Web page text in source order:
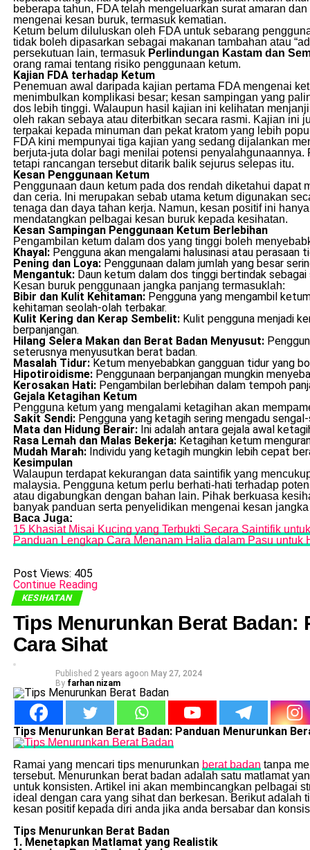
beberapa tahun, FDA telah mengeluarkan surat amaran
mengenai kesan buruk, termasuk kematian.
Ketum belum diluluskan oleh FDA untuk sebarang
tidak boleh dipasarkan sebagai makanan tambahan atau
persekutuan lain, termasuk Perlindungan Kastam dan
orang ramai tentang risiko penggunaan ketum.
Kajian FDA terhadap Ketum
Penemuan awal daripada kajian pertama FDA mengenai
menimbulkan komplikasi besar; kesan sampingan yang
dos lebih tinggi. Walaupun hasil kajian ini kelihatan
oleh rakan sebaya atau diterbitkan secara rasmi. Kajian ini
terpakai kepada minuman dan pekat kratom yang lebih
FDA kini mempunyai tiga kajian yang sedang dijalankan
berjuta-juta dolar bagi menilai potensi
tetapi rancangan tersebut ditarik balik sejurus selepas itu.
Kesan Penggunaan Ketum
Penggunaan daun ketum pada dos rendah diketahui
dan ceria. Ini merupakan sebab utama ketum digunakan
tenaga dan daya tahan kerja. Namun, kesan positif ini
mendatangkan pelbagai kesan buruk kepada kesihatan.
Kesan Sampingan Penggunaan Ketum Berlebihan
Pengambilan ketum dalam dos yang tinggi boleh
Khayal:Pengguna akan mengalami halusinasi atau perasaan
Pening dan Loya:Penggunaan dalam jumlah yang besar
Mengantuk:Daun ketum dalam dos tinggi bertindak
Kesan buruk penggunaan jangka panjang termasuklah:
Bibir dan Kulit Kehitaman:Pengguna yang mengambil
kehitaman seolah-olah terbakar.
Kulit Kering dan Kerap Sembelit:Kulit pengguna menjadi
berpanjangan.
Hilang Selera Makan dan Berat Badan Menyusut:
seterusnya menyusutkan berat badan.
Masalah Tidur:Ketum menyebabkan gangguan tidur yang
Hipotiroidisme:Penggunaan berpanjangan mungkin
Kerosakan Hati:Pengambilan berlebihan dalam tempoh
Gejala Ketagihan Ketum
Pengguna ketum yang mengalami ketagihan akan
Sakit Sendi:Pengguna yang ketagih sering mengadu
Mata dan Hidung Berair:Ini adalah antara gejala awal
Rasa Lemah dan Malas Bekerja:Ketagihan ketum
Mudah Marah:Individu yang ketagih mungkin lebih cepat
Kesimpulan
Walaupun terdapat kekurangan data saintifik yang
malaysia. Pengguna ketum perlu berhati-hati terhadap
atau digabungkan dengan bahan lain. Pihak berkuasa
banyak panduan serta penyelidikan mengenai kesan
Baca Juga:
15 Khasiat Misai Kucing yang Terbukti Secara Saintifik
Panduan Lengkap Cara Menanam Halia dalam Pasu untuk
Post Views: 405
Continue Reading
KESIHATAN
Tips Menurunkan Berat Badan:
Cara Sihat
Published 2 years agoon May 27, 2024
By farhan nizam
Tips Menurunkan Berat Badan: Panduan Menurunkan
Ramai yang mencari tips menurunkan berat badan tanpa
tersebut. Menurunkan berat badan adalah satu matlamat
untuk konsisten. Artikel ini akan membincangkan pelbagai
ideal dengan cara yang sihat dan berkesan. Berikut
kesan positif kepada diri anda jika anda bersabar dan
Tips Menurunkan Berat Badan
1. Menetapkan Matlamat yang Realistik